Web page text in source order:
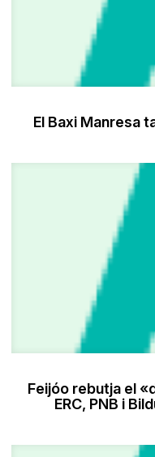
El Baxi Manresa
Feijóo rebutja el
ERC, PNB i